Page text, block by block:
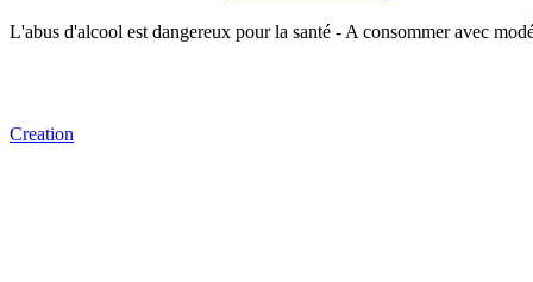
L'abus d'alcool est dangereux pour la santé - A consommer avec
Creation